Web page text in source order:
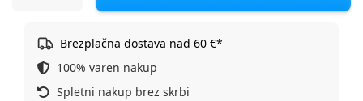
Brezplačna dostava nad 60 €*
100% varen nakup
Spletni nakup brez skrbi